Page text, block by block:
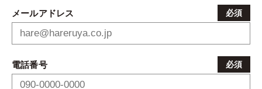
メールアドレス 必須
電話番号 必須